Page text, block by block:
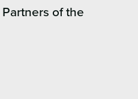
Partners of the